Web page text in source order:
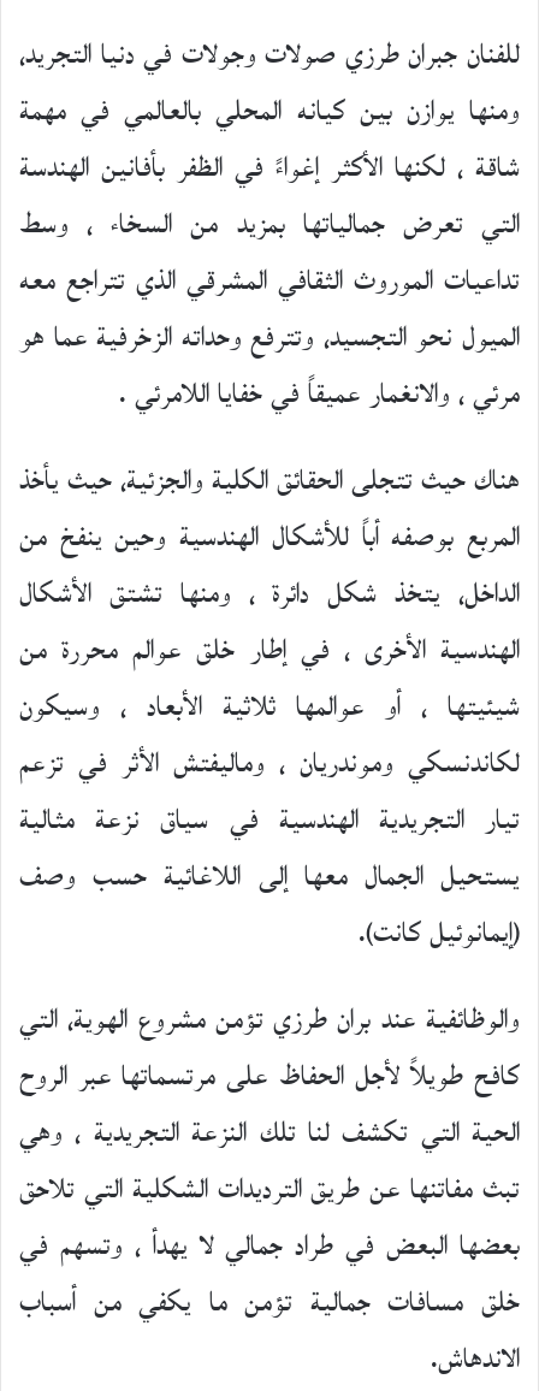
للفنان جبران طرزي صولات وجولات في دنيا التجريد،
ومنها يوازن بين كيانه المحلي بالعالمي في مهمة
شاقة ، لكنها الأكثر إغواءً في الظفر بأفانين الهندسة
التي تعرض جمالياتها بمزيد من السخاء ، وسط
تداعيات الموروث الثقافي المشرقي الذي تتراجع معه
الميول نحو التجسيد، وتترفع وحداته الزخرفية عما هو
مرئي ، والانغمار عميقاً في خفايا اللامرئي .
هناك حيث تتجلى الحقائق الكلية والجزئية، حيث يأخذ
المربع بوصفه أباً للأشكال الهندسية وحين ينفخ من
الداخل، يتخذ شكل دائرة ، ومنها تشتق الأشكال
الهندسية الأخرى ، في إطار خلق عوالم محررة من
شيئيتها ، أو عوالمها ثلاثية الأبعاد ، وسيكون
لكاندنسكي وموندريان ، وماليفتش الأثر في تزعم
تيار التجريدية الهندسية في سياق نزعة مثالية
يستحيل الجمال معها إلى اللاغائية حسب وصف
(إيمانوئيل كانت).
والوظائفية عند بران طرزي تؤمن مشروع الهوية، التي
كافح طويلاً لأجل الحفاظ على مرتسماتها عبر الروح
الحية التي تكشف لنا تلك النزعة التجريدية ، وهي
تبث مفاتنها عن طريق الترديدات الشكلية التي تلاحق
بعضها البعض في طراد جمالي لا يهدأ ، وتسهم في
خلق مسافات جمالية تؤمن ما يكفي من أسباب
الاندهاش.